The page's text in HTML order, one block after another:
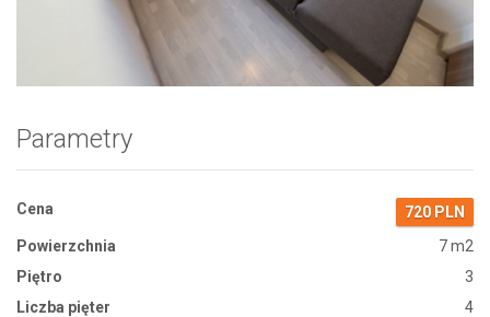
Zdjęcie 1
Parametry
Cena
720 PLN
Powierzchnia
7 m2
Piętro
3
Liczba pięter
4